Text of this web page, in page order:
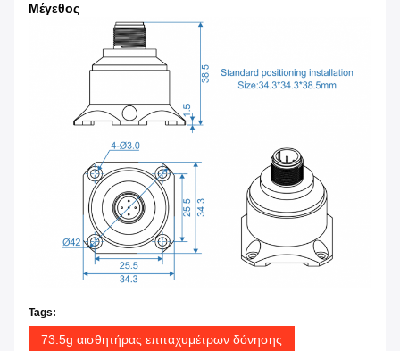
Μέγεθος
Tags:
73.5g αισθητήρας επιταχυμέτρων δόνησης